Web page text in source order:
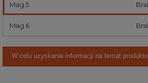
Mag.5
Mag.6
W celu uzyskania informacji na temat